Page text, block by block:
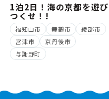
1泊2日！海の京都を遊び
つくせ！!
福知山市 舞鶴市
綾部市
宮津市
京丹後市
与謝野町